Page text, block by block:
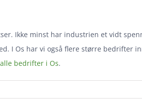
Ikke minst har industrien et vidt
I Os har vi også flere større bedrifter
bedrifter i Os.